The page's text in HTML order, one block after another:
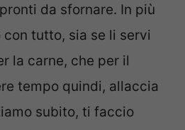
da sfornare. In più
tutto, sia se li servi
la carne, che per il
tempo quindi, allaccia
subito, ti faccio